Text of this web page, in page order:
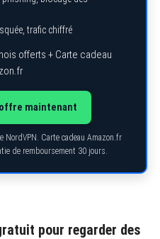
trafic chiffré
offerts + Carte cadeau
maintenant
NordVPN. Carte cadeau Amazon.fr
de remboursement 30 jours.
pour regarder des